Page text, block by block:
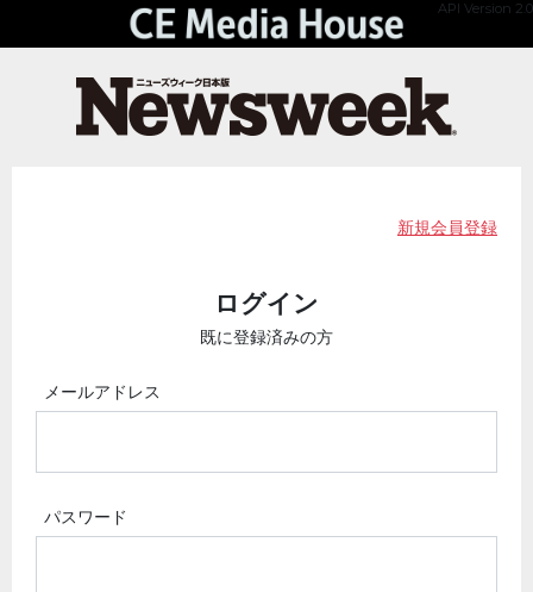
API Version 2.0
新規会員登録
ログイン
既に登録済みの方
メールアドレス
パスワード